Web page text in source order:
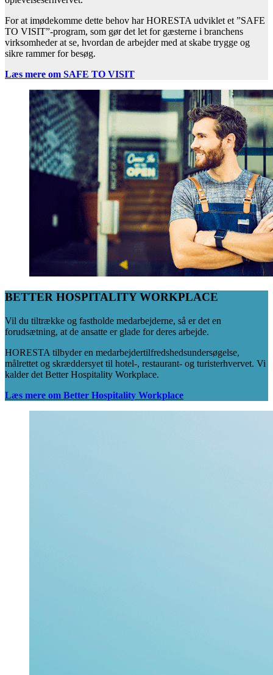
For at imødekomme dette behov har HORESTA udviklet et ”SAFE
TO VISIT”-program, som gør det let for gæsterne i branchens
virksomheder at se, hvordan de arbejder med at skabe trygge og
sikre rammer for besøg.
Læs mere om SAFE TO VISIT
BETTER HOSPITALITY WORKPLACE
Vil du tiltrække og fastholde medarbejderne, så er det en
forudsætning, at de ansatte er glade for deres arbejde.
HORESTA tilbyder en medarbejdertilfredshedsundersøgelse,
målrettet og skræddersyet til hotel-, restaurant- og turisterhvervet. Vi
kalder det Better Hospitality Workplace.
Læs mere om Better Hospitality Workplace